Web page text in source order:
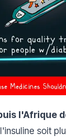
l'Afrique
soit